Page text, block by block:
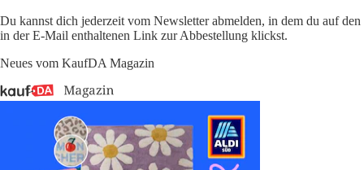
Du kannst dich jederzeit vom Newsletter abmelden, in dem du auf den
in der E-Mail enthaltenen Link zur Abbestellung klickst.
Neues vom KaufDA Magazin